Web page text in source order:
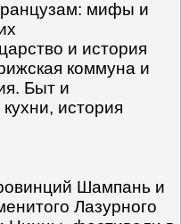
мифы и
и история
коммуна и
Быт и
история
Шампань и
Лазурного